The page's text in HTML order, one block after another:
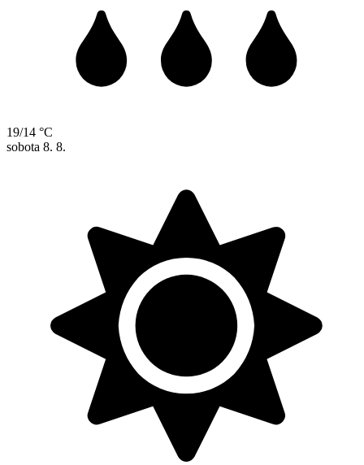
19/14 °C
sobota 8. 8.